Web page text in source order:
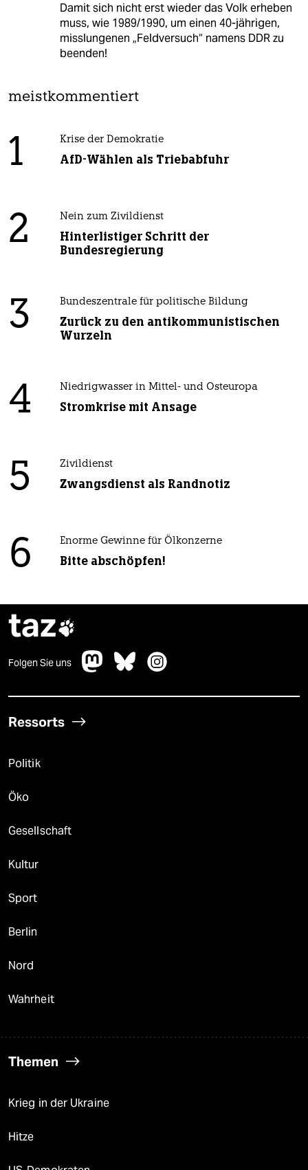
Damit sich nicht erst wieder das Volk erheben
muss, wie 1989/1990, um einen 40-jährigen,
misslungenen „Feldversuch“ namens DDR zu
beenden!
meistkommentiert
1 Krise der Demokratie
AfD-Wählen als Triebabfuhr
2 Nein zum Zivildienst
Hinterlistiger Schritt der
Bundesregierung
3 Bundeszentrale für politische Bildung
Zurück zu den antikommunistischen
Wurzeln
4 Niedrigwasser in Mittel- und Osteuropa
Stromkrise mit Ansage
5 Zivildienst
Zwangsdienst als Randnotiz
6 Enorme Gewinne für Ölkonzerne
Bitte abschöpfen!
taz
Folgen Sie uns
Ressorts
Politik
Öko
Gesellschaft
Kultur
Sport
Berlin
Nord
Wahrheit
Themen
Krieg in der Ukraine
Hitze